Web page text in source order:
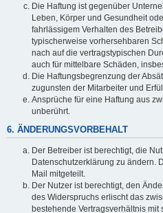
Die Haftung ist gegenüber
Leben, Körper und Gesundheit
fahrlässigem Verhalten des
typischerweise vorhersehbaren
nach auf die vertragstypischen
auch für mittelbare Schäden,
Die Haftungsbegrenzung der
zugunsten der Mitarbeiter und
Ansprüche für eine Haftung aus
unberührt.
6. ÄNDERUNGSVORBEHALT
Der Betreiber ist berechtigt, die
Datenschutzerklärung zu ändern.
Mail mitgeteilt.
Der Nutzer ist berechtigt, den
des Widerspruchs erlischt das
bestehende Vertragsverhältnis mit